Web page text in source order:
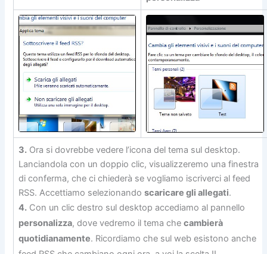
3. Ora si dovrebbe vedere l’icona del tema sul desktop.
Lanciandola con un doppio clic, visualizzeremo una finestra
di conferma, che ci chiederà se vogliamo iscriverci al feed
RSS. Accettiamo selezionandoscaricare gli allegati.
4. Con un clic destro sul desktop accediamo al pannello
personalizza, dove vedremo il tema checambierà
quotidianamente. Ricordiamo che sul web esistono anche